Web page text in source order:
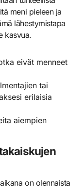
meni pieleen ja
lähestymistapa
kasvua.
eivät menneet
tai
erilaisia
aiempien
on olennaista